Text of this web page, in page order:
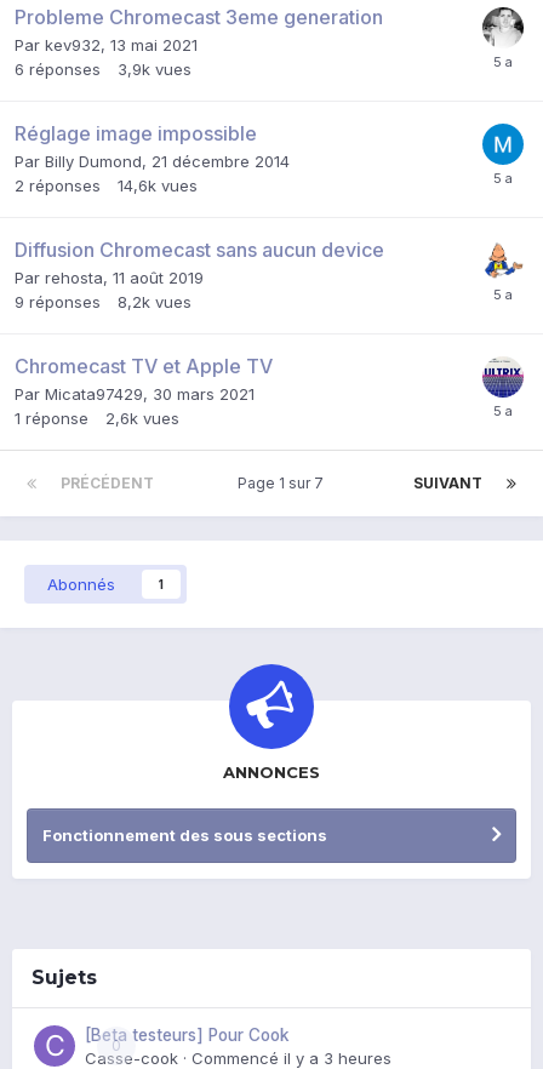
Probleme Chromecast 3eme generation
Par kev932, 13 mai 2021
6 réponses 3,9k vues
Réglage image impossible
Par Billy Dumond, 21 décembre 2014
2 réponses 14,6k vues
Diffusion Chromecast sans aucun device
Par rehosta, 11 août 2019
9 réponses 8,2k vues
Chromecast TV et Apple TV
Par Micata97429, 30 mars 2021
1 réponse 2,6k vues
PRÉCÉDENT SUIVANT
Page 1 sur 7
Abonnés 1
ANNONCES
Fonctionnement des sous sections
Sujets
0
[Beta testeurs] Pour Cook
Casse-cook · Commencé il y a 3 heures